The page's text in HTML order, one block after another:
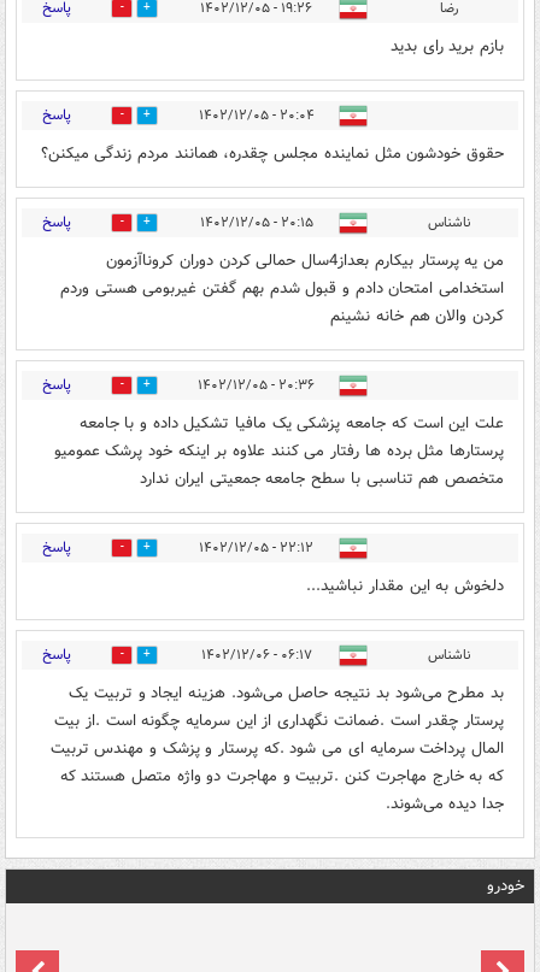
رضا ۱۹:۲۶ - ۱۴۰۲/۱۲/۰۵ 1 پاسخ
بازم برید رای بدید
۲۰:۰۴ - ۱۴۰۲/۱۲/۰۵ 0 پاسخ
حقوق خودشون مثل نماینده مجلس چقدره، همانند مردم زندگی میکنن؟
ناشناس ۲۰:۱۵ - ۱۴۰۲/۱۲/۰۵ 0 پاسخ
من یه پرستار بیکارم بعداز4سال حمالی کردن دوران کروناآزمون
استخدامی امتحان دادم و قبول شدم بهم گفتن غیربومی هستی وردم
کردن والان هم خانه نشینم
۲۰:۳۶ - ۱۴۰۲/۱۲/۰۵ 1 پاسخ
علت این است که جامعه پزشکی یک مافیا تشکیل داده و با جامعه
پرستارها مثل برده ها رفتار می کنند علاوه بر اینکه خود پرشک عمومیو
متخصص هم تناسبی با سطح جامعه جمعیتی ایران ندارد
۲۲:۱۲ - ۱۴۰۲/۱۲/۰۵ 0 پاسخ
دلخوش به این مقدار نباشید...
ناشناس ۰۶:۱۷ - ۱۴۰۲/۱۲/۰۶ 0 پاسخ
بد مطرح می‌شود بد نتیجه حاصل می‌شود. هزینه ایجاد و تربیت یک
پرستار چقدر است .ضمانت نگهداری از این سرمایه چگونه است .از بیت
المال پرداخت سرمایه ای می شود .که پرستار و پزشک و مهندس تربیت
که به خارج مهاجرت کنن .تربیت و مهاجرت دو واژه متصل هستند که
جدا دیده می‌شوند.
خودرو